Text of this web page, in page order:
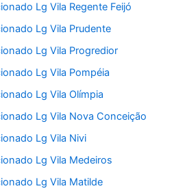
Lg Vila Regente Feijó
Lg Vila Prudente
Lg Vila Progredior
Lg Vila Pompéia
Lg Vila Olímpia
Lg Vila Nova Conceição
Lg Vila Nivi
Lg Vila Medeiros
Lg Vila Matilde